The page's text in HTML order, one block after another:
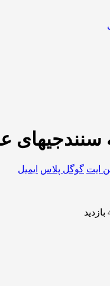
سنندجیهای
ایت گوگل‌ پلاس ایمیل
بازدید